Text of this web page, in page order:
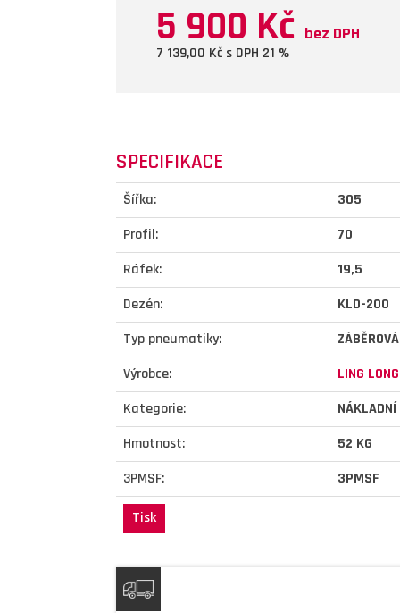
5 900 Kč bez DPH
7 139,00 Kč s DPH 21 %
SPECIFIKACE
Šířka:
305
Profil:
70
Ráfek:
19,5
Dezén:
KLD-200
Typ pneumatiky:
ZÁBĚROVÁ
Výrobce:
LING LONG
Kategorie:
NÁKLADNÍ
Hmotnost:
52 KG
3PMSF:
3PMSF
Tisk